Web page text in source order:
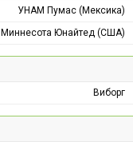
УНАМ Пумас (Мексика)
Миннесота Юнайтед (США)
Виборг